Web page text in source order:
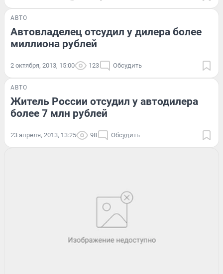
АВТО
Автовладелец отсудил у дилера более
миллиона рублей
2 октября, 2013, 15:00 123 Обсудить
АВТО
Житель России отсудил у автодилера
более 7 млн рублей
23 апреля, 2013, 13:25 98 Обсудить